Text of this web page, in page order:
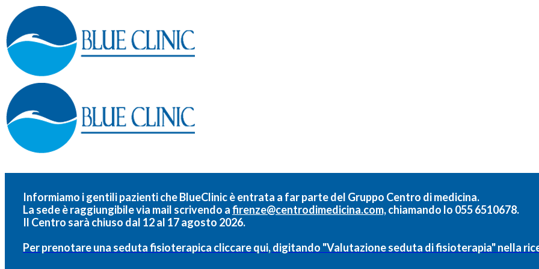
Informiamo i gentili pazienti che BlueClinic è entrata a far parte del Gruppo Centro di medicina.
La sede è raggiungibile via mail scrivendo afirenze@centrodimedicina.com,chiamando lo 055 6510678.
Il Centro sarà chiuso dal 12 al 17 agosto 2026.
Per prenotare una seduta fisioterapica cliccare qui, digitando "Valutazione seduta di fisioterapia" nella